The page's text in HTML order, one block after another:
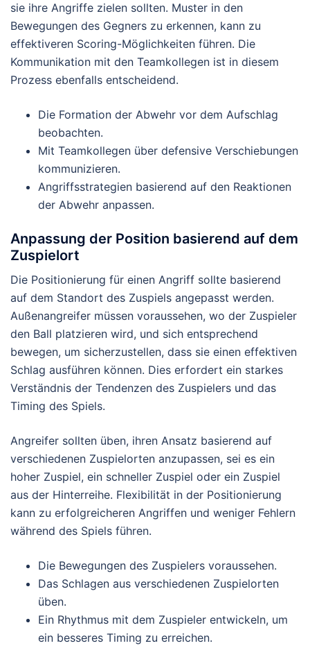
sie ihre Angriffe zielen sollten. Muster in den
Bewegungen des Gegners zu erkennen, kann zu
effektiveren Scoring-Möglichkeiten führen. Die
Kommunikation mit den Teamkollegen ist in diesem
Prozess ebenfalls entscheidend.
Die Formation der Abwehr vor dem Aufschlag
beobachten.
Mit Teamkollegen über defensive Verschiebungen
kommunizieren.
Angriffsstrategien basierend auf den Reaktionen
der Abwehr anpassen.
Anpassung der Position basierend auf dem
Zuspielort
Die Positionierung für einen Angriff sollte basierend
auf dem Standort des Zuspiels angepasst werden.
Außenangreifer müssen voraussehen, wo der Zuspieler
den Ball platzieren wird, und sich entsprechend
bewegen, um sicherzustellen, dass sie einen effektiven
Schlag ausführen können. Dies erfordert ein starkes
Verständnis der Tendenzen des Zuspielers und das
Timing des Spiels.
Angreifer sollten üben, ihren Ansatz basierend auf
verschiedenen Zuspielorten anzupassen, sei es ein
hoher Zuspiel, ein schneller Zuspiel oder ein Zuspiel
aus der Hinterreihe. Flexibilität in der Positionierung
kann zu erfolgreicheren Angriffen und weniger Fehlern
während des Spiels führen.
Die Bewegungen des Zuspielers voraussehen.
Das Schlagen aus verschiedenen Zuspielorten
üben.
Ein Rhythmus mit dem Zuspieler entwickeln, um
ein besseres Timing zu erreichen.